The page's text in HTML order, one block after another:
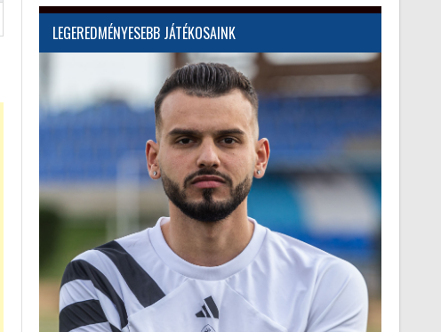
LEGEREDMÉNYESEBB JÁTÉKOSAINK